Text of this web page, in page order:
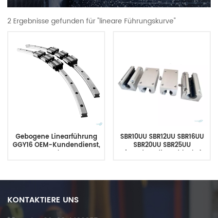
2 Ergebnisse gefunden für "lineare Führungskurve"
Gebogene Linearführung
GGY16 OEM-Kundendienst,
CNC-gebogene
SBR10UU SBR12UU SBR16UU
SBR20UU SBR25UU
Linearkugellagerblock 4
Fräser SBR
Linearführungsschiene
KONTAKTIERE UNS